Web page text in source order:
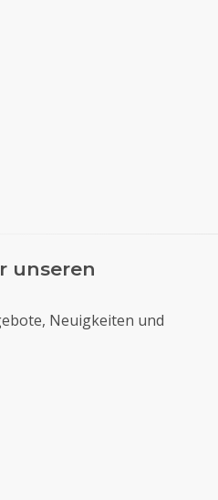
unseren
Neuigkeiten und